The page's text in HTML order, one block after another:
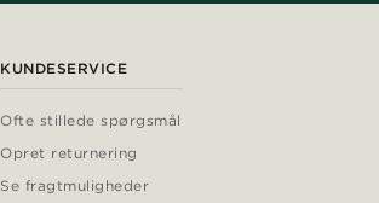
KUNDESERVICE
Ofte stillede spørgsmål
Opret returnering
Se fragtmuligheder